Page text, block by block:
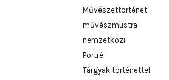
Művészettörténet
művészmustra
nemzetközi
Portré
Tárgyak történettel